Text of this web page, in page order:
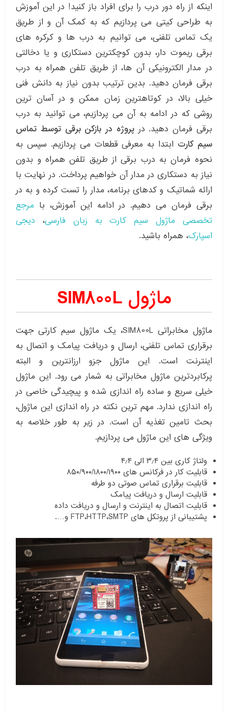
اینکه از راه دور درب را برای افراد باز کنید! در این آموزش
به طراحی کیتی می پردازیم که به کمک آن و از طریق
یک تماس تلفنی، می توانیم به درب ها و کرکره های
برقی ریموت دار، بدون کوچکترین دستکاری و یا دخالتی
در مدار الکترونیکی آن ها، از طریق تلفن همراه به درب
برقی فرمان دهید. بدین ترتیب بدون نیاز به دانش فنی
خیلی بالا، در کوتاهترین زمان ممکن و در آسان ترین
روشی که در ادامه به آن می پردازیم، می توانید به درب
برقی فرمان دهید. درپروژه در بازکن برقی توسط تماس
سیم کارت ابتدا به معرفی قطعات می پردازیم. سپس به
نحوه فرمان به درب برقی از طریق تلفن همراه و بدون
نیاز به دستکاری در مدار آن خواهیم پرداخت. در نهایت با
ارائه شماتیک و کدهای برنامه، مدار را تست کرده و به در
برقی فرمان می دهیم. در ادامه این آموزش، با مرجع
تخصصی ماژول سیم کارت به زبان فارسی، دیجی
اسپارک، همراه باشید.
ماژول SIM800L
ماژول مخابراتی SIM800L، یک ماژول سیم کارتی جهت
برقراری تماس تلفنی، ارسال و دریافت پیامک و اتصال به
اینترنت است. این ماژول جزو ارزانترین و البته
پرکابردترین ماژول مخابراتی به شمار می رود. این ماژول
خیلی سریع و ساده راه اندازی شده و پیچیدگی خاصی در
راه اندازی ندارد. مهم ترین نکته در راه اندازی این ماژول،
بحث تامین تغذیه آن است. در زیر به طور خلاصه به
ویژگی های این ماژول می پردازیم.
ولتاژ کاری بین ۳٫۴ الی ۴٫۴
قابلیت کار در فرکانس های ۸۵۰/۹۰۰/۱۸۰۰/۱۹۰۰
قابلیت برقراری تماس صوتی دو طرفه
قابلیت ارسال و دریافت پیامک
قابلیت اتصال به اینترنت و ارسال و دریافت داده
پشتیبانی از پروتکل های FTP،HTTP،SMTP و….